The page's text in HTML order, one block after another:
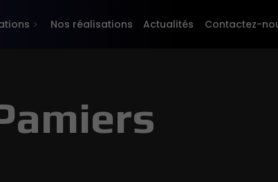
Nos réalisations Actualités Contactez-